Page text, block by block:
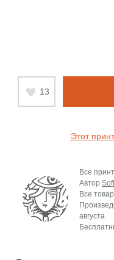
13
Этот
Все
Автор
Все
августа